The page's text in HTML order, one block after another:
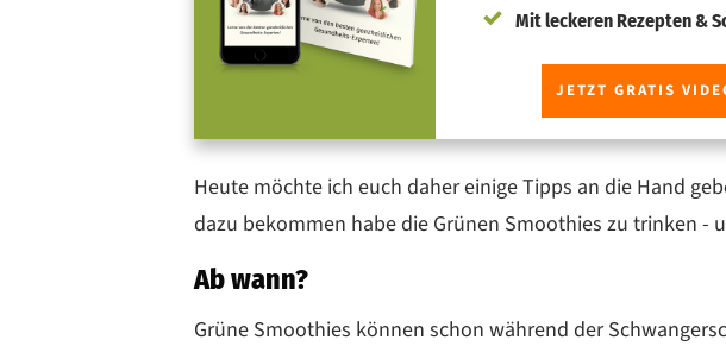
Mit leckeren Rezepten &
JETZT GRATIS
Heute möchte ich euch daher einige Tipps an die Hand
dazu bekommen habe die Grünen Smoothies zu trinken -
Ab wann?
Grüne Smoothies können schon während der